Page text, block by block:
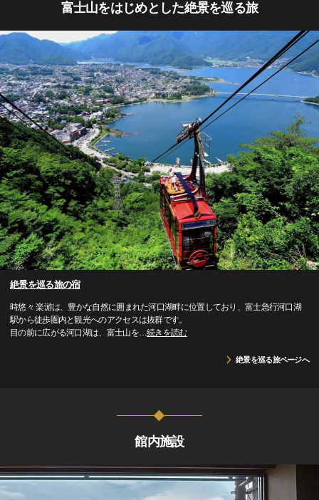
富士山をはじめとした絶景を巡る旅
絶景を巡る旅の宿
時悠々 楽游は、豊かな自然に囲まれた河口湖畔に位置しており、富士急行河口湖
駅から徒歩圏内と観光へのアクセスは抜群です。
目の前に広がる河口湖は、富士山を…続きを読む
絶景を巡る旅ページへ
館内施設